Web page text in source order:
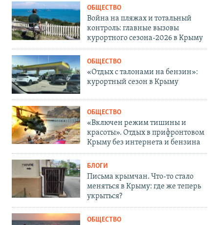
ОБЩЕСТВО
Война на пляжах и тотальный
контроль: главные вызовы
курортного сезона-2026 в Крыму
ОБЩЕСТВО
«Отдых с талонами на бензин»:
курортный сезон в Крыму
ОБЩЕСТВО
«Включен режим тишины и
красоты». Отдых в прифронтовом
Крыму без интернета и бензина
БЛОГИ
Письма крымчан. Что-то стало
меняться в Крыму: где же теперь
укрыться?
ОБЩЕСТВО